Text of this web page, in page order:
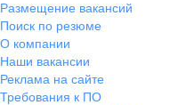
Размещение вакансий
Поиск по резюме
О компании
Наши вакансии
Реклама на сайте
Требования к ПО